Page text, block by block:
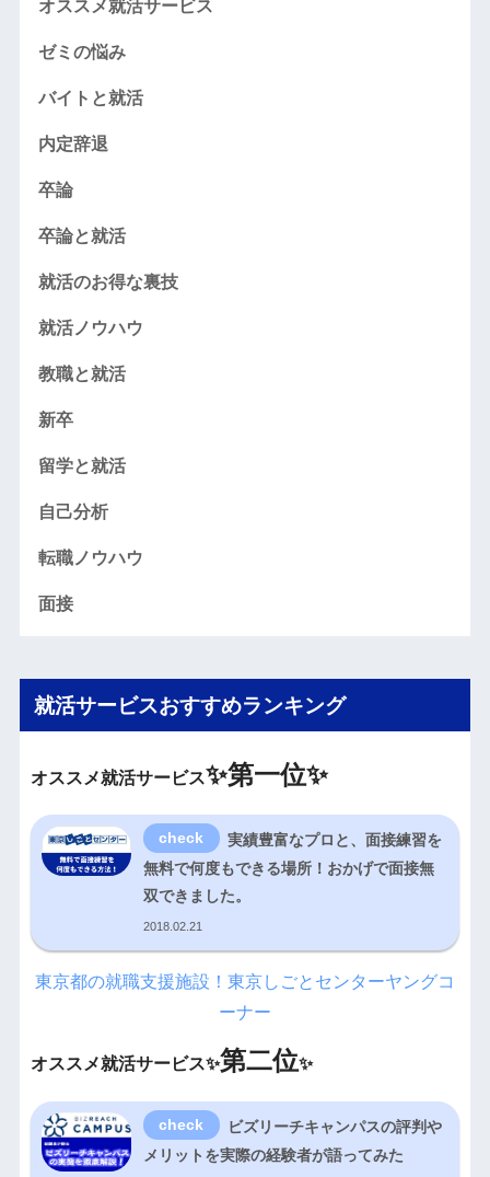
オススメ就活サービス
ゼミの悩み
バイトと就活
内定辞退
卒論
卒論と就活
就活のお得な裏技
就活ノウハウ
教職と就活
新卒
留学と就活
自己分析
転職ノウハウ
面接
就活サービスおすすめランキング
オススメ就活サービス✨第一位✨
実績豊富なプロと、面接練習を
無料で何度もできる場所！おかげで面接無
双できました。
2018.02.21
東京都の就職支援施設！東京しごとセンターヤングコ
ーナー
オススメ就活サービス✨第二位✨
ビズリーチキャンパスの評判や
メリットを実際の経験者が語ってみた